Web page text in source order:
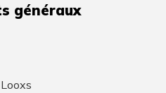
généraux